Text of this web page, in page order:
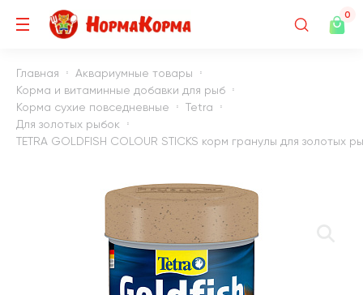
0
Главная
Аквариумные товары
Корма и витаминные добавки для рыб
Корма сухие повседневные
Tetra
Для золотых рыбок
TETRA GOLDFISH COLOUR STICKS корм гранулы для золотых